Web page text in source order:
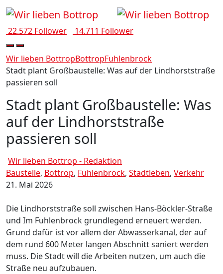
22.572 Follower 14.711 Follower
Wir lieben BottropBottropFuhlenbrock
Stadt plant Großbaustelle: Was auf der Lindhorststraße
passieren soll
Stadt plant Großbaustelle: Was
auf der Lindhorststraße
passieren soll
Wir lieben Bottrop - Redaktion
Baustelle, Bottrop, Fuhlenbrock, Stadtleben, Verkehr
21. Mai 2026
Die Lindhorststraße soll zwischen Hans-Böckler-Straße
und Im Fuhlenbrock grundlegend erneuert werden.
Grund dafür ist vor allem der Abwasserkanal, der auf
dem rund 600 Meter langen Abschnitt saniert werden
muss. Die Stadt will die Arbeiten nutzen, um auch die
Straße neu aufzubauen.